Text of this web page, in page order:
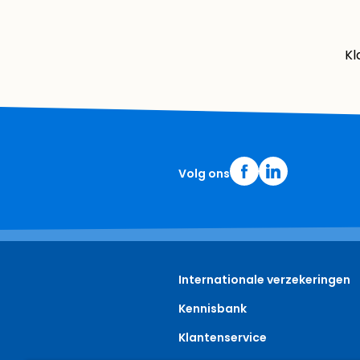
Volg ons
Internationale verzekeringen
Kennisbank
Klantenservice